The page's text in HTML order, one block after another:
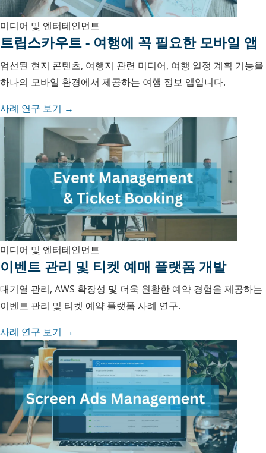
미디어 및 엔터테인먼트
트립스카우트 - 여행에 꼭 필요한 모바일 앱
엄선된 현지 콘텐츠, 여행지 관련 미디어, 여행 일정 계획 기능을
하나의 모바일 환경에서 제공하는 여행 정보 앱입니다.
사례 연구 보기 →
미디어 및 엔터테인먼트
이벤트 관리 및 티켓 예매 플랫폼 개발
대기열 관리, AWS 확장성 및 더욱 원활한 예약 경험을 제공하는
이벤트 관리 및 티켓 예약 플랫폼 사례 연구.
사례 연구 보기 →